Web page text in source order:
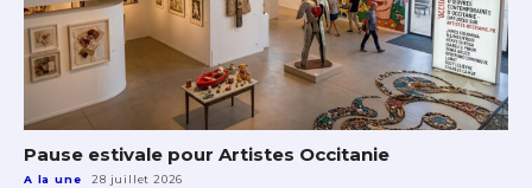
Pause estivale pour Artistes Occitanie
A la une 28 juillet 2026